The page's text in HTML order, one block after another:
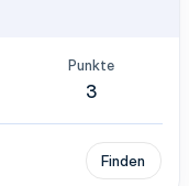
Punkte
3
Finden